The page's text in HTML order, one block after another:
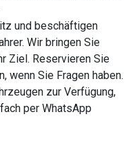
und beschäftigen
Wir bringen Sie
Ziel. Reservieren Sie
wenn Sie Fragen haben.
zur Verfügung,
per WhatsApp